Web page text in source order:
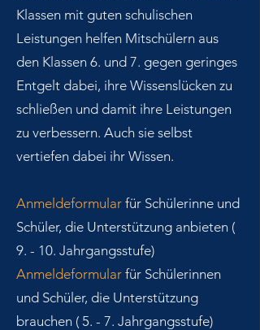
Klassen mit guten schulischen
Leistungen helfen Mitschülern aus
den Klassen 6. und 7. gegen geringes
Entgelt dabei, ihre Wissenslücken zu
schließen und damit ihre Leistungen
zu verbessern. Auch sie selbst
vertiefen dabei ihr Wissen.
Anmeldeformular für Schülerinne und
Schüler, die Unterstützung anbieten (
9. - 10. Jahrgangsstufe)
Anmeldeformular für Schülerinnen
und Schüler, die Unterstützung
brauchen ( 5. - 7. Jahrgangsstufe)